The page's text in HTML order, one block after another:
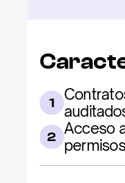
1
2 Acceso